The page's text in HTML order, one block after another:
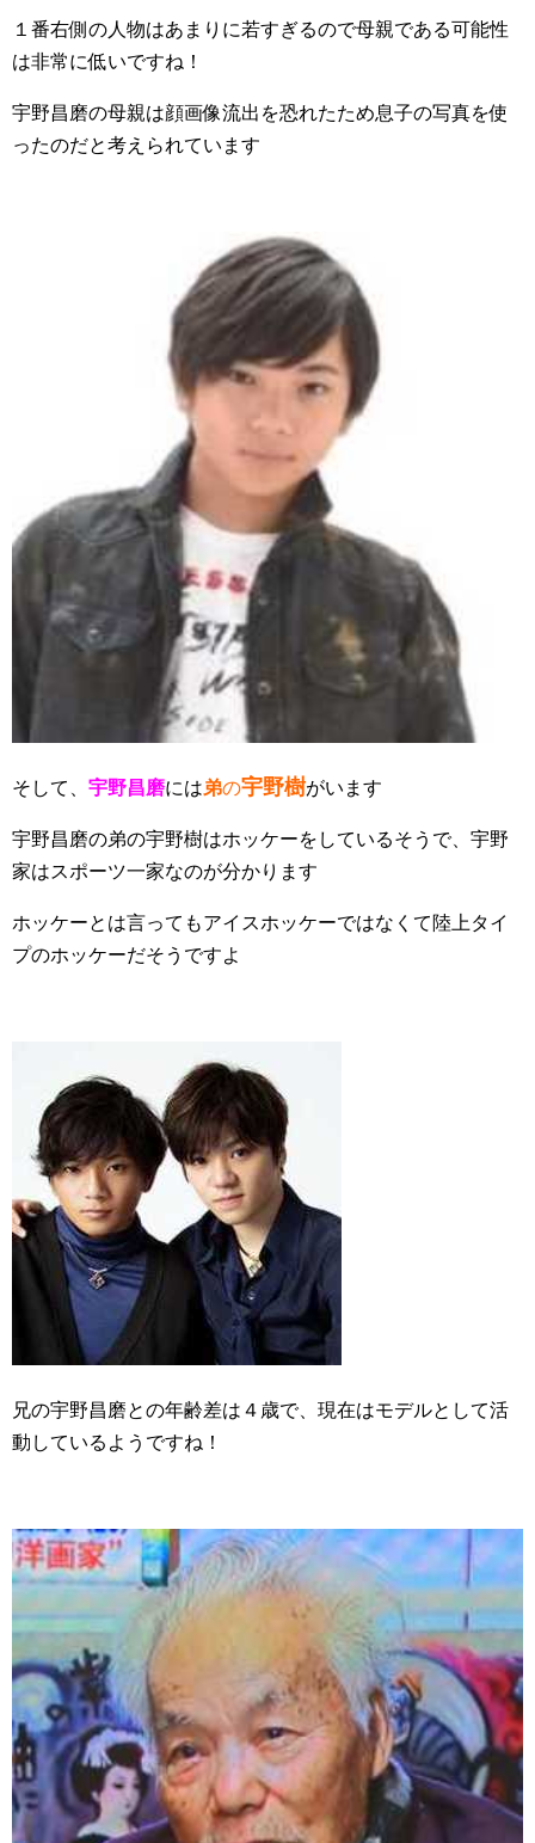
１番右側の人物はあまりに若すぎるので母親である可能性
は非常に低いですね！
宇野昌磨の母親は顔画像流出を恐れたため息子の写真を使
ったのだと考えられています
そして、 宇野昌磨には弟の宇野樹がいます
宇野昌磨の弟の宇野樹はホッケーをしているそうで、宇野
家はスポーツ一家なのが分かります
ホッケーとは言ってもアイスホッケーではなくて陸上タイ
プのホッケーだそうですよ
兄の宇野昌磨との年齢差は４歳で、現在はモデルとして活
動しているようですね！